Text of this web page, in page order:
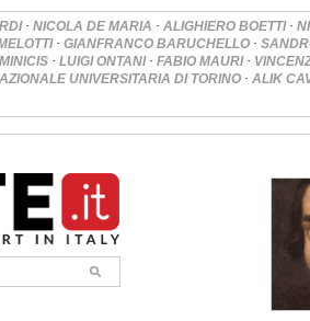
· NICOLA DE MARIA · ALIGHIERO BOETTI ·
· GIANFRANCO BARUCHELLO ·
· LUIGI ONTANI · FABIO MAURI ·
UNIVERSITARIA DI TORINO · ALIK